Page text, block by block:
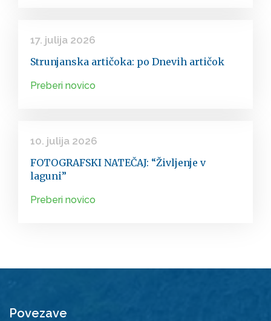
17. julija 2026
Strunjanska artičoka: po Dnevih artičok
Preberi novico
10. julija 2026
FOTOGRAFSKI NATEČAJ: “Življenje v
laguni”
Preberi novico
Povezave